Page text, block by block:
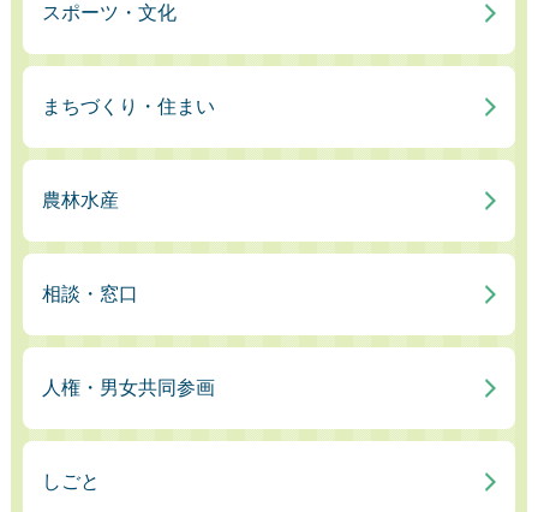
スポーツ・文化
まちづくり・住まい
農林水産
相談・窓口
人権・男女共同参画
しごと